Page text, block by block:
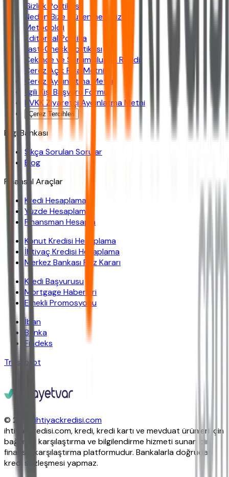
Gizlilik Politikası
Neden Bize Güvenmelisiniz?
Metodoloji
Editoryal Politika
Fast-Check Politikası
Çekince ve Sorumluluğun Reddi
Çerez Açık Rıza Metni
Çerez Aydınlatma Metni
İlgili Kişi Başvuru Formu
KVKK Ziyaretçi Aydınlatma Metni
Çerez Tercihleri
Bilgi Bankası
Sıkça Sorulan Sorular
Blog
Finansal Araçlar
Kredi Hesaplama
Yüzde Hesaplama
Finansman Hesapla
Konut Kredisi Hesaplama
İhtiyaç Kredisi Hesaplama
Merkez Bankası Faiz Kararı
Kredi Başvurusu
Mortgage Haberleri
Emekli Promosyonu
İban
Banka
Findeks
Trustpilot
© 2026
ihtiyackredisi.com
ihtiyackredisi.com, kredi, kredi kartı ve mevduat ürünleri için
bağımsız karşılaştırma ve bilgilendirme hizmeti sunan bir
finansal karşılaştırma platformudur. Bankalarla doğrudan
kredi sözleşmesi yapmaz.